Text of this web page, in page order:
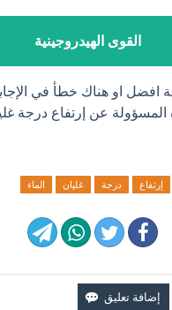
القوى الهيدروجينية
افضل او هناك خطأ في
المسؤولة عن إرتفاع درجة
إرتفاع درجة غليان الماء